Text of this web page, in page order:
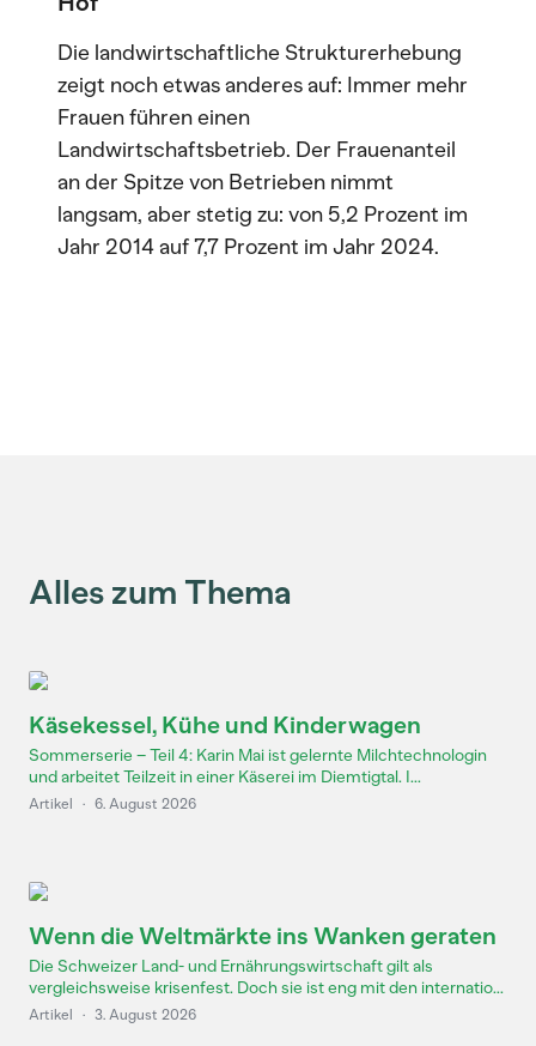
Die landwirtschaftliche Strukturerhebung
zeigt noch etwas anderes auf: Immer mehr
Frauen führen einen
Landwirtschaftsbetrieb. Der Frauenanteil
an der Spitze von Betrieben nimmt
langsam, aber stetig zu: von 5,2 Prozent im
Jahr 2014 auf 7,7 Prozent im Jahr 2024.
Alles zum Thema
Käsekessel, Kühe und Kinderwagen
Sommerserie – Teil 4: Karin Mai ist gelernte Milchtechnologin
und arbeitet Teilzeit in einer Käserei im Diemtigtal. I...
Artikel · 6. August 2026
Wenn die Weltmärkte ins Wanken geraten
Die Schweizer Land- und Ernährungswirtschaft gilt als
vergleichsweise krisenfest. Doch sie ist eng mit den internatio...
Artikel · 3. August 2026